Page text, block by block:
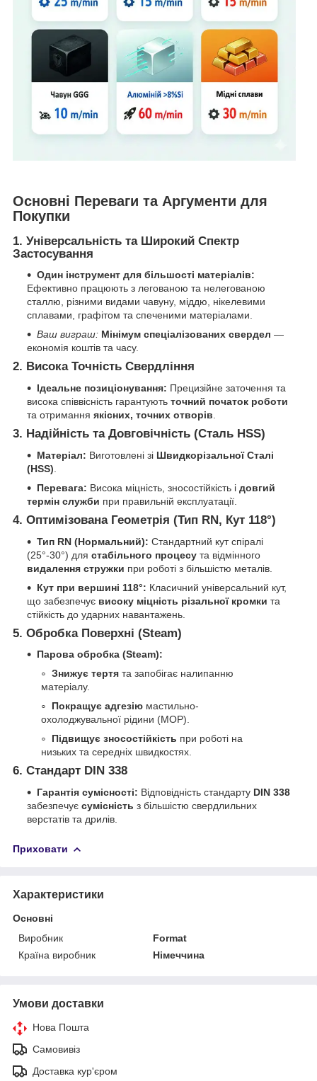
Основні Переваги та Аргументи для
Покупки
1. Універсальність та Широкий Спектр
Застосування
Один інструмент для більшості матеріалів:
Ефективно працюють з легованою та нелегованою
сталлю, різними видами чавуну, міддю, нікелевими
сплавами, графітом та спеченими матеріалами.
Ваш виграш: Мінімум спеціалізованих свердел —
економія коштів та часу.
2. Висока Точність Свердління
Ідеальне позиціонування: Прецизійне заточення та
висока співвісність гарантують точний початок роботи
та отримання якісних, точних отворів
3. Надійність та Довговічність (Сталь HSS)
Матеріал: Виготовлені зі Швидкорізальної Сталі
(HSS)
Перевага: Висока міцність, зносостійкість і довгий
термін служби при правильній експлуатації.
4. Оптимізована Геометрія (Тип RN, Кут 118°)
Тип RN (Нормальний): Стандартний кут спіралі
(25°-30°) для стабільного процесу та відмінного
видалення стружки при роботі з більшістю металів.
Кут при вершині 118°: Класичний універсальний кут,
що забезпечує високу міцність різальної кромки та
стійкість до ударних навантажень.
5. Обробка Поверхні (Steam)
Парова обробка (Steam):
Знижує тертя та запобігає налипанню
матеріалу.
Покращує адгезію мастильно-
охолоджувальної рідини (МОР).
Підвищує зносостійкість при роботі на
низьких та середніх швидкостях.
6. Стандарт DIN 338
Гарантія сумісності: Відповідність стандарту DIN 338
забезпечує сумісність з більшістю свердлильних
верстатів та дрилів.
Приховати
Характеристики
Основні
Виробник
Format
Країна виробник
Німеччина
Умови доставки
Нова Пошта
Самовивіз
Доставка кур'єром